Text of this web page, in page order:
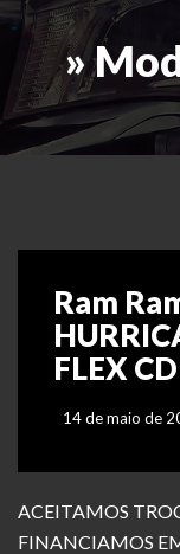
»
Ram
FLEX
14 de maio de
ACEITAMOS
FINANCIAMOS